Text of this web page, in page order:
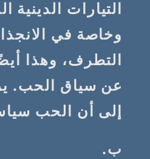
التيارات الدينية
وخاصة في
التطرف، وهذا
عن سياق الحب.
إلى أن الحب
ب.